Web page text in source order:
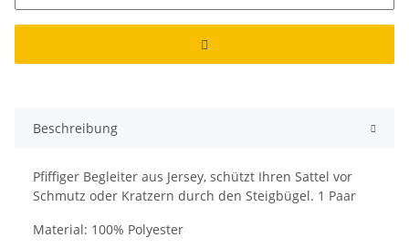
Beschreibung
Pfiffiger Begleiter aus Jersey, schützt Ihren Sattel vor
Schmutz oder Kratzern durch den Steigbügel. 1 Paar
Material: 100% Polyester